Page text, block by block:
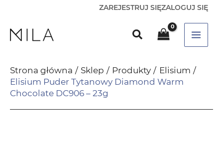
ZAREJESTRUJ SIĘZALOGUJ SIĘ
Strona główna Sklep Produkty
Elisium
Elisium Puder Tytanowy Diamond Warm
Chocolate DC906 – 23g